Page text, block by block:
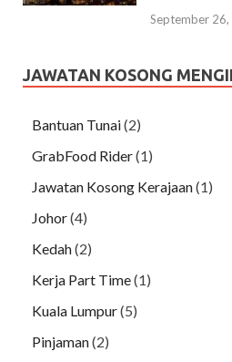
September
JAWATAN KOSONG
Bantuan Tunai(2)
GrabFood Rider(1)
Jawatan Kosong Kerajaan(1)
Johor(4)
Kedah(2)
Kerja Part Time(1)
Kuala Lumpur(5)
Pinjaman(2)